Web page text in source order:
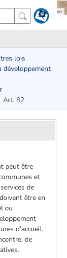
lois
développement
Art. 82.
peut être
et
de
être en
ou
d’accueil,
de